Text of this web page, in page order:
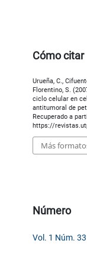
Cómo citar
Urueña, C.,
Florentino, S.
ciclo celular en
antitumoral de
Recuperado a
https://
Más
Número
Vol. 1 Núm.